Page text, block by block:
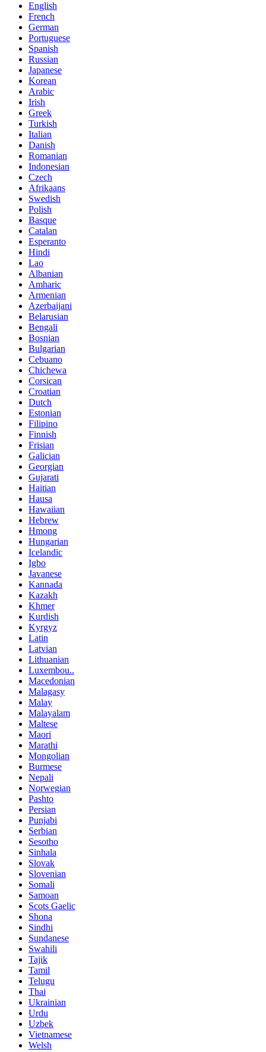
English
French
German
Portuguese
Spanish
Russian
Japanese
Korean
Arabic
Irish
Greek
Turkish
Italian
Danish
Romanian
Indonesian
Czech
Afrikaans
Swedish
Polish
Basque
Catalan
Esperanto
Hindi
Lao
Albanian
Amharic
Armenian
Azerbaijani
Belarusian
Bengali
Bosnian
Bulgarian
Cebuano
Chichewa
Corsican
Croatian
Dutch
Estonian
Filipino
Finnish
Frisian
Galician
Georgian
Gujarati
Haitian
Hausa
Hawaiian
Hebrew
Hmong
Hungarian
Icelandic
Igbo
Javanese
Kannada
Kazakh
Khmer
Kurdish
Kyrgyz
Latin
Latvian
Lithuanian
Luxembou..
Macedonian
Malagasy
Malay
Malayalam
Maltese
Maori
Marathi
Mongolian
Burmese
Nepali
Norwegian
Pashto
Persian
Punjabi
Serbian
Sesotho
Sinhala
Slovak
Slovenian
Somali
Samoan
Scots Gaelic
Shona
Sindhi
Sundanese
Swahili
Tajik
Tamil
Telugu
Thai
Ukrainian
Urdu
Uzbek
Vietnamese
Welsh